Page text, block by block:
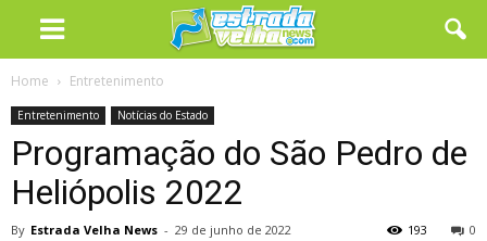
Home Entretenimento
Entretenimento Notícias do Estado
Programação do São Pedro de
Heliópolis 2022
By Estrada Velha News - 29 de junho de 2022 0
193